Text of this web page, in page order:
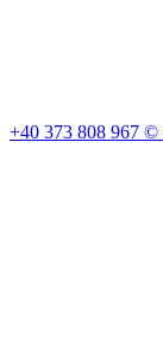
+40 373 808 967 ©